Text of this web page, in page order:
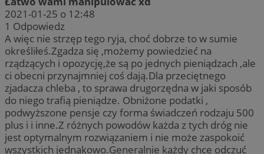
2021-01-25 o 12:48
1 Odpowiedz
A więc nie strzęp tego ryja, choć dobrze to w sumie
określiłeś.Zgadza się ,możemy powiedzieć na
rządzących i opozycję,że są po jednych pieniądzach ,ale
ci obecni przynajmniej coś dają.Dla przeciętnego
zjadacza chleba , to sprawa drugorzędna w jaki sposób
do niego trafią pieniądze. Obniżone podatki ,
podwyższone pensje czy forma świadczeń rodzaju 500
plus i i inne.Z różnych powodów każda z tych dróg nie
jest optymalnym rozwiązaniem i nie może zaspokoić
wszystkich jednakowo.Generalnie każdy chce odczuć